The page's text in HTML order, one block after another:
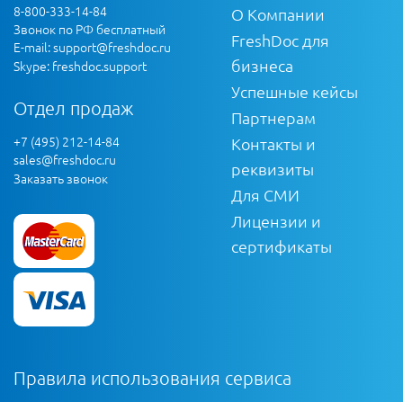
8-800-333-14-84
Звонок по РФ бесплатный
E-mail:support@freshdoc.ru
Skype: freshdoc.support
Отдел продаж
+7 (495) 212-14-84
sales@freshdoc.ru
Заказать звонок
О Компании
FreshDoc для
бизнеса
Успешные кейсы
Партнерам
Контакты и
реквизиты
Для СМИ
Лицензии и
сертификаты
Правила использования сервиса